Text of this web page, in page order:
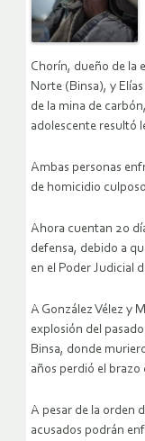
Chorín, dueño de la
Norte (Binsa), y
de la mina de
adolescente resultó
Ambas personas
de homicidio
Ahora cuentan 20
defensa, debido a
en el Poder Judicial
A González Vélez y
explosión del
Binsa, donde
años perdió el brazo
A pesar de la orden
acusados podrán